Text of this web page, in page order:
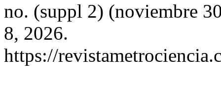
no. (suppl 2) (noviembre
8, 2026.
https://